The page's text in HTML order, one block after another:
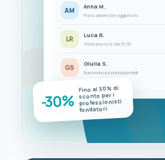
AM Anna M.
Piano alimentare aggiornato
LR Luca R.
Visita prevista alle 15:30
GS Giulia S.
Nuove misurazioni disponibili
-30%
Fino al 30% di
sconto per i
professionisti
fondatori